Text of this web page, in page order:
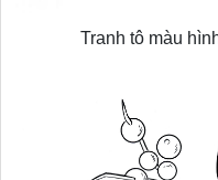
Tranh tô màu